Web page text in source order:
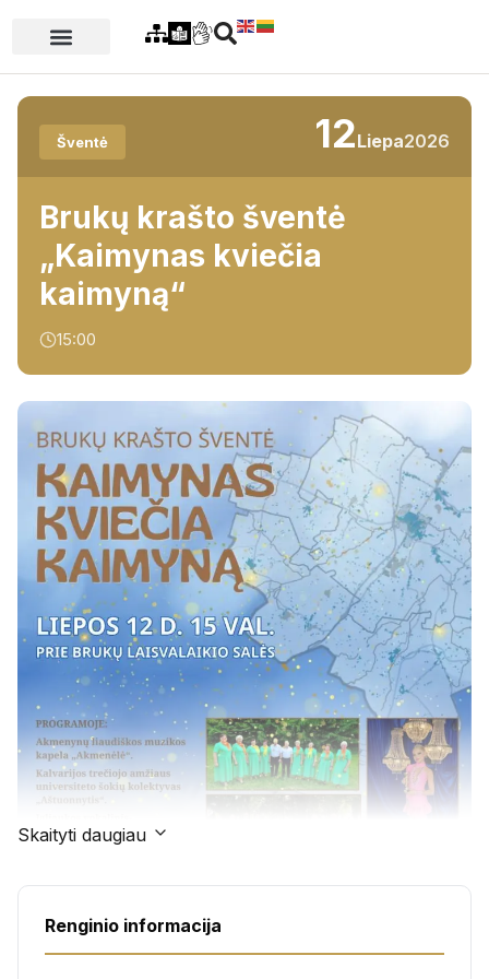
Šventė 12Liepa2026
Brukų krašto šventė
„Kaimynas kviečia
kaimyną“
15:00
Skaityti daugiau
Renginio informacija